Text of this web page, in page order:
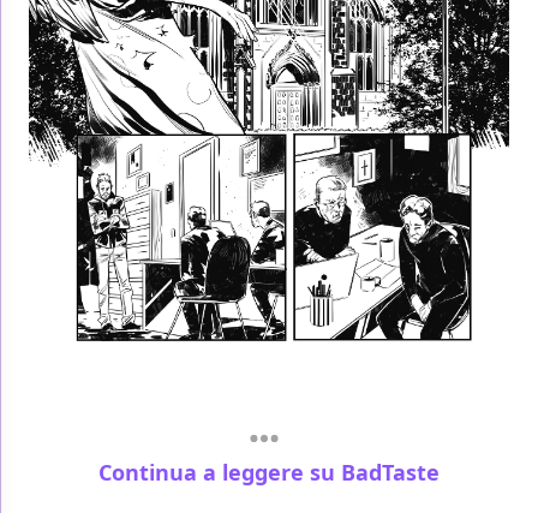
Continua a leggere su BadTaste